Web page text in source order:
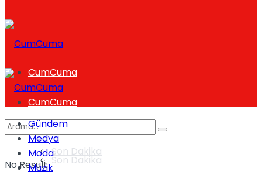
CumCuma
Son Dakika
CumCuma
Son Dakika
No Result
Gündem
Medya
Moda
Müzik